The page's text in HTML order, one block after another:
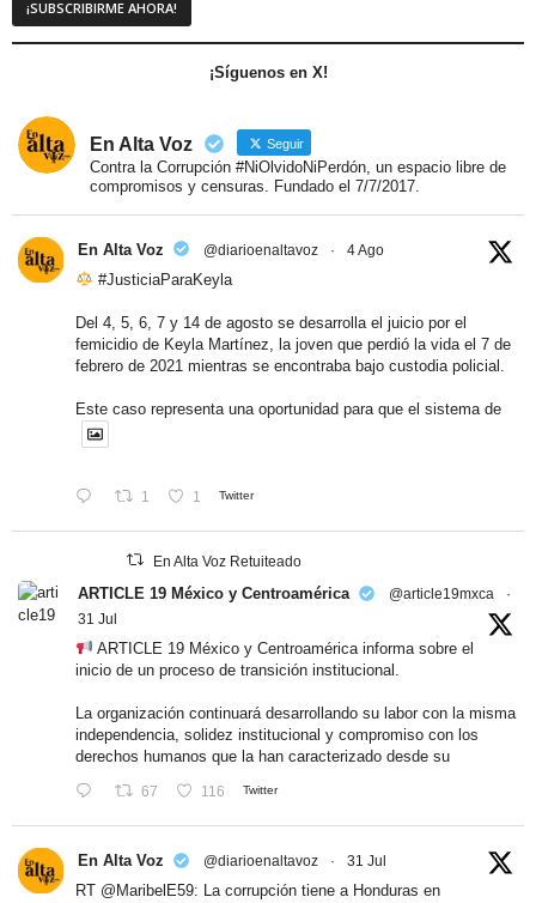
¡Síguenos en X!
En Alta Voz Seguir
Contra la Corrupción #NiOlvidoNiPerdón, un espacio libre de
compromisos y censuras. Fundado el 7/7/2017.
En Alta Voz @diarioenaltavoz · 4 Ago
#JusticiaParaKeyla
Del 4, 5, 6, 7 y 14 de agosto se desarrolla el juicio por el
femicidio de Keyla Martínez, la joven que perdió la vida el 7 de
febrero de 2021 mientras se encontraba bajo custodia policial.
Este caso representa una oportunidad para que el sistema de
1 1 Twitter
En Alta Voz Retuiteado
ARTICLE 19 México y Centroamérica @article19mxca
·
31 Jul
ARTICLE 19 México y Centroamérica informa sobre el
inicio de un proceso de transición institucional.
La organización continuará desarrollando su labor con la misma
independencia, solidez institucional y compromiso con los
derechos humanos que la han caracterizado desde su
67 116 Twitter
En Alta Voz @diarioenaltavoz · 31 Jul
RT @MaribelE59: La corrupción tiene a Honduras en